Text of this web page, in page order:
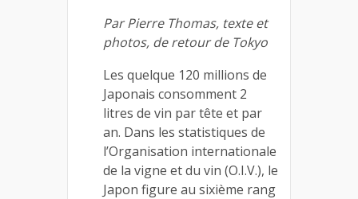
Par Pierre Thomas, texte et
photos, de retour de Tokyo
Les quelque 120 millions de
Japonais consomment 2
litres de vin par tête et par
an. Dans les statistiques de
l’Organisation internationale
de la vigne et du vin (O.I.V.), le
Japon figure au sixième rang